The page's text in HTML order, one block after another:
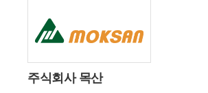
주식회사 목산